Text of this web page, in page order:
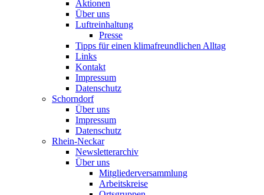
Aktionen
Über uns
Luftreinhaltung
Presse
Tipps für einen klimafreundlichen Alltag
Links
Kontakt
Impressum
Datenschutz
Schorndorf
Über uns
Impressum
Datenschutz
Rhein-Neckar
Newsletterarchiv
Über uns
Mitgliederversammlung
Arbeitskreise